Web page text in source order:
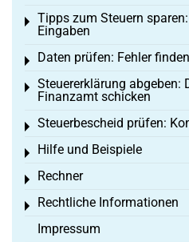
Tipps zum Steuern
Eingaben
Toggle menu
Daten prüfen: Fehler finden
Toggle menu
Steuererklärung abgeben:
Finanzamt schicken
Toggle menu
Steuerbescheid prüfen:
Toggle menu
Hilfe und Beispiele
Toggle menu
Rechner
Toggle menu
Rechtliche Informationen
Toggle menu
Impressum